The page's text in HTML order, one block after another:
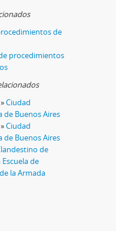
de
procedimientos
»Ciudad
de Buenos Aires
»Ciudad
de Buenos Aires
de
de
la Armada